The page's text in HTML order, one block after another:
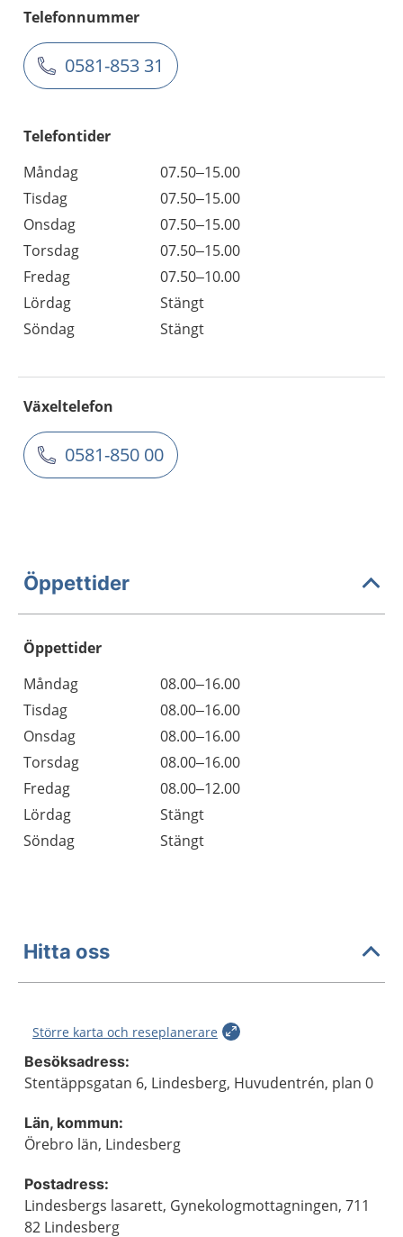
Telefonnummer
0581-853 31
Telefontider
Måndag
07.50–15.00
Tisdag
07.50–15.00
Onsdag
07.50–15.00
Torsdag
07.50–15.00
Fredag
07.50–10.00
Lördag
Stängt
Söndag
Stängt
Växeltelefon
0581-850 00
Öppettider
Öppettider
Dag
Öppettider
Kommentarer
Måndag
08.00–16.00
Tisdag
08.00–16.00
Onsdag
08.00–16.00
Torsdag
08.00–16.00
Fredag
08.00–12.00
Lördag
Stängt
Söndag
Stängt
Hitta oss
Större karta och reseplanerare
Besöksadress:
Stentäppsgatan 6, Lindesberg, Huvudentrén, plan 0
Län, kommun:
Örebro län, Lindesberg
Postadress:
Lindesbergs lasarett, Gynekologmottagningen, 711
82 Lindesberg